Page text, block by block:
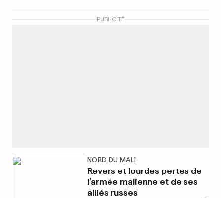
NORD DU MALI
Revers et lourdes pertes de
l’armée malienne et de ses
alliés russes
PUBLICITÉ